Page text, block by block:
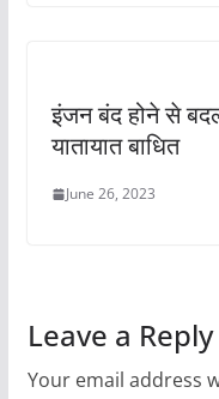
इंजन बंद होने से
यातायात बाधित
June 26, 2023
Leave a Reply
Your email address